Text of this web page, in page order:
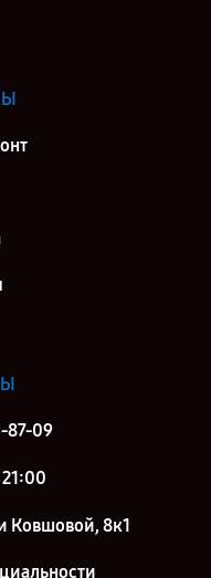
87-09
Ковшовой, 8к1